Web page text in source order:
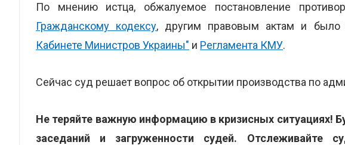
По мнению истца, обжалуемое постановление
Гражданскому кодексу, другим правовым актам и было
Кабинете Министров Украины" и Регламента КМУ.
Сейчас суд решает вопрос об открытии производства по
Не теряйте важную информацию в кризисных ситуациях!
заседаний и загруженности судей. Отслеживайте